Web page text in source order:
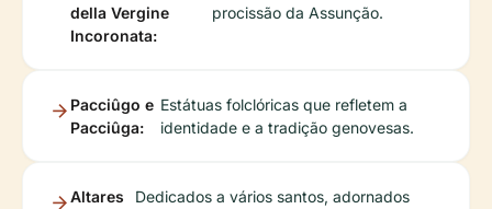
della Vergine
Incoronata:
procissão da Assunção.
Pacciûgo e
Pacciûga:
Estátuas folclóricas que refletem a
identidade e a tradição genovesas.
Altares
Dedicados a vários santos, adornados